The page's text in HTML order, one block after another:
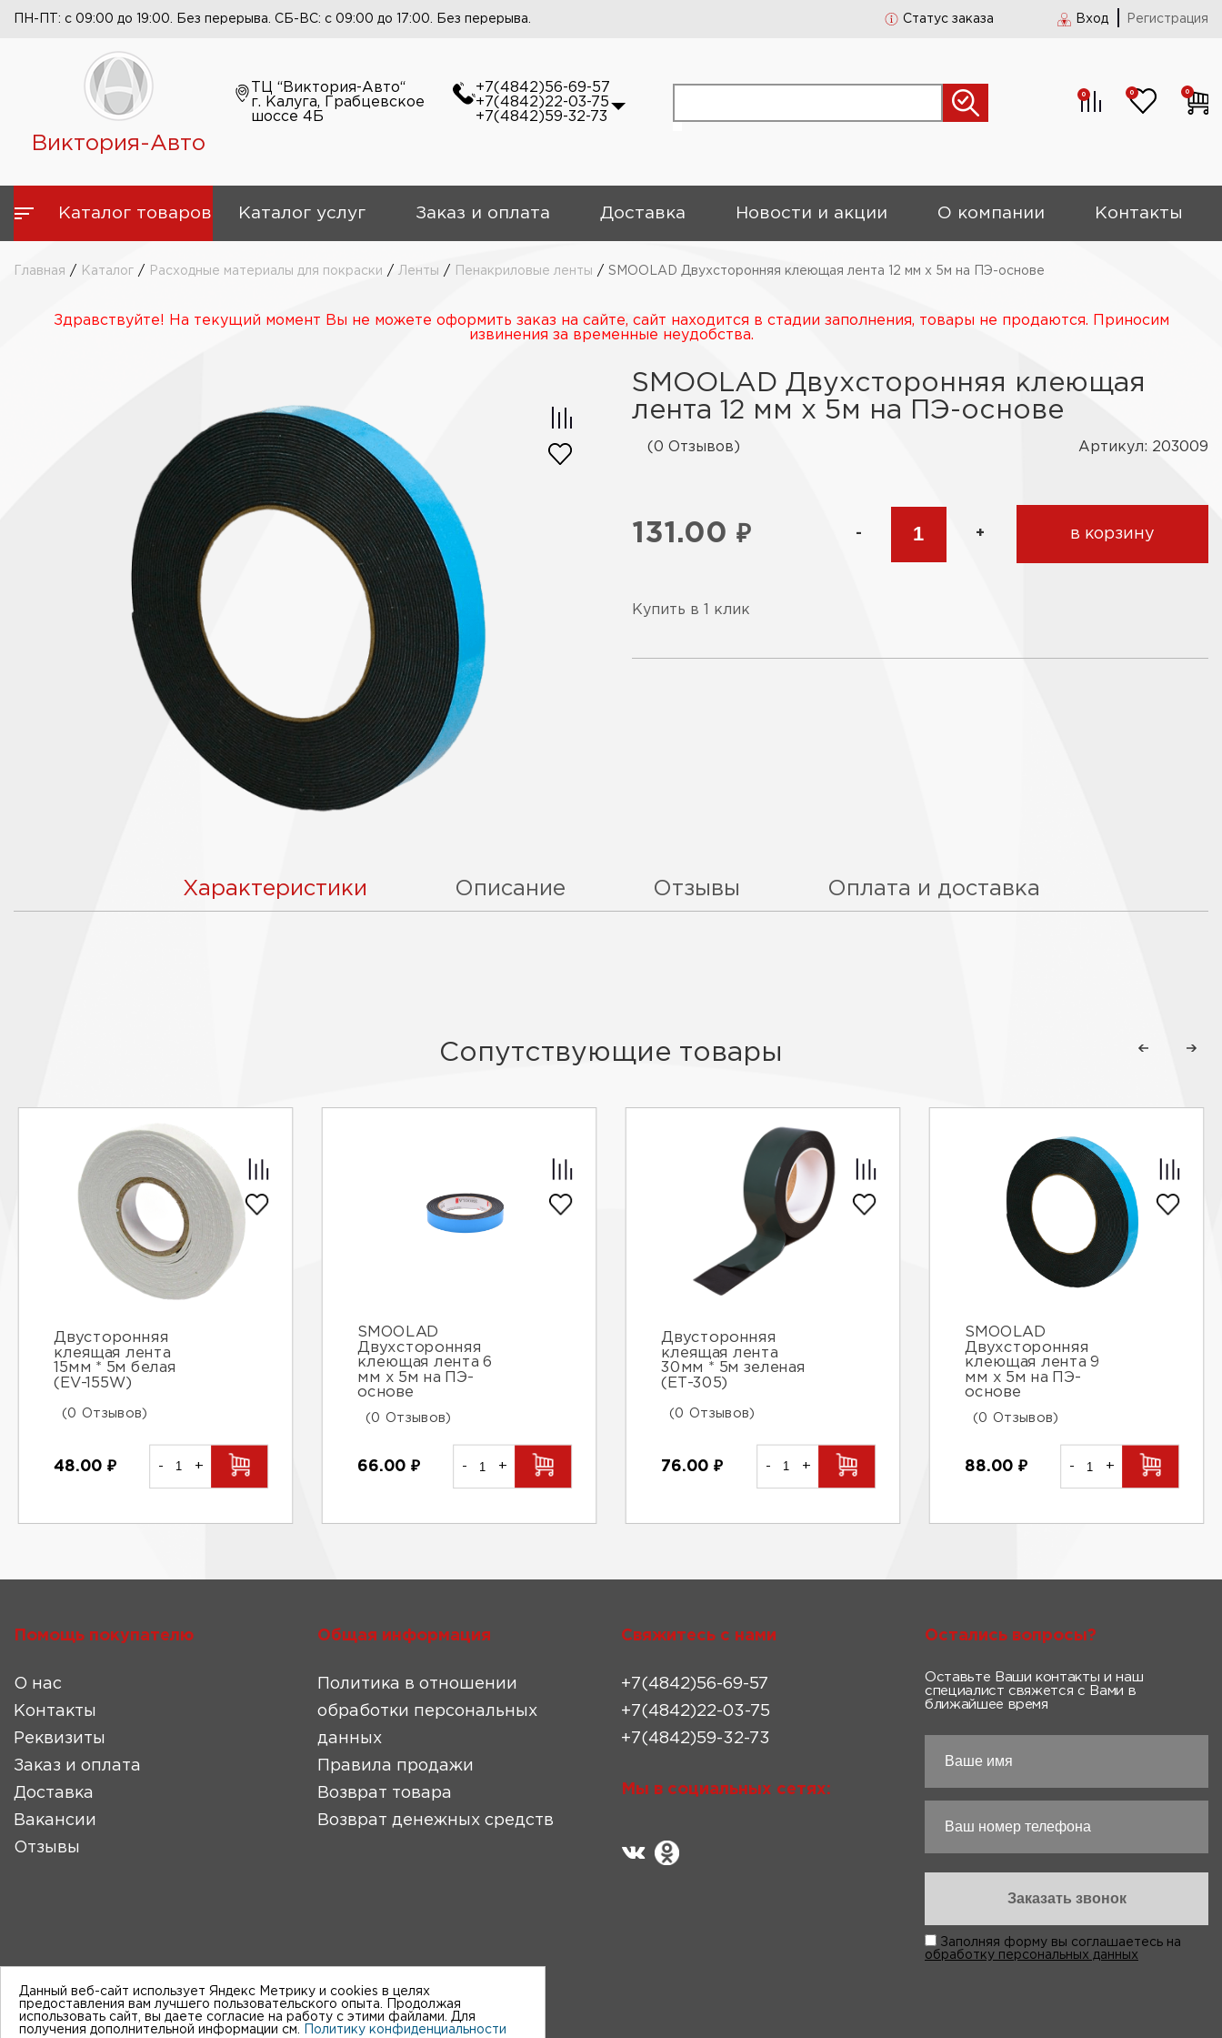
ПН-ПТ: с 09:00 до 19:00. Без перерыва. СБ-ВС: с 09:00 до 17:00. Без перерыва. Статус заказа Вход Регистрация
Виктория-Авто
ТЦ “Виктория-Авто“
г. Калуга, Грабцевское
шоссе 4Б
+7(4842)56-69-57
+7(4842)22-03-75
+7(4842)59-32-73
0 0 0
Каталог товаров Каталог услуг Заказ и оплата Доставка Новости и акции О компании Контакты
Главная / Каталог / Расходные материалы для покраски / Ленты / Пенакриловые ленты / SMOOLAD Двухсторонняя клеющая лента 12 мм х 5м на ПЭ-основе
Здравствуйте! На текущий момент Вы не можете оформить заказ на сайте, сайт находится в стадии заполнения, товары не продаются. Приносим
извинения за временные неудобства.
SMOOLAD Двухсторонняя клеющая
лента 12 мм х 5м на ПЭ-основе
(0 Отзывов) Артикул: 203009
131.00 ₽ - + в корзину
Купить в 1 клик
Характеристики Описание Отзывы Оплата и доставка
Сопутствующие товары
Двусторонняя
клеящая лента
15мм * 5м белая
(EV-155W)
(0 Отзывов)
48.00 ₽ - +
SMOOLAD
Двухсторонняя
клеющая лента 6
мм х 5м на ПЭ-
основе
(0 Отзывов)
66.00 ₽ - +
Двусторонняя
клеящая лента
30мм * 5м зеленая
(ЕТ-305)
(0 Отзывов)
76.00 ₽ - +
SMOOLAD
Двухсторонняя
клеющая лента 9
мм х 5м на ПЭ-
основе
(0 Отзывов)
88.00 ₽ - +
Помощь покупателю
О нас
Контакты
Реквизиты
Заказ и оплата
Доставка
Вакансии
Отзывы
Общая информация
Политика в отношении
обработки персональных
данных
Правила продажи
Возврат товара
Возврат денежных средств
Свяжитесь с нами
+7(4842)56-69-57
+7(4842)22-03-75
+7(4842)59-32-73
Мы в социальных сетях:
Остались вопросы?
Оставьте Ваши контакты и наш
специалист свяжется с Вами в
ближайшее время
Заполняя форму вы соглашаетесь на
обработку персональных данных
Данный веб-сайт использует Яндекс Метрику и cookies в целях
предоставления вам лучшего пользовательского опыта. Продолжая
использовать сайт, вы даете согласие на работу с этими файлами. Для
получения дополнительной информации см.
Политику конфиденциальности